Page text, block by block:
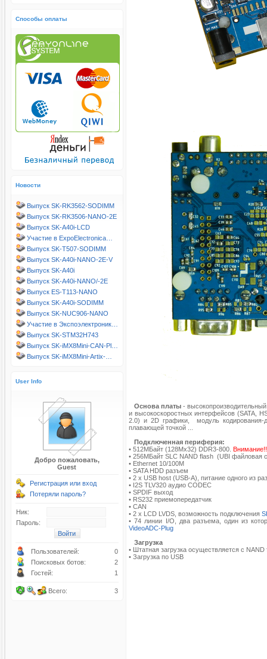
Способы оплаты
Новости
Выпуск SK-RK3562-SODIMM
Выпуск SK-RK3506-NANO-2E
Выпуск SK-A40i-LCD
Участие в ExpoElectronica…
Выпуск SK-T507-SODIMM
Выпуск SK-A40i-NANO-2E-V
Выпуск SK-A40i
Выпуск SK-A40i-NANO/-2E
Выпуск ES-T113-NANO
Выпуск SK-A40i-SODIMM
Выпуск SK-NUC906-NANO
Участие в Экспоэлектроник…
Выпуск SK-STM32H743
Выпуск SK-iMX8Mini-CAN-Pl…
Выпуск SK-iMX8Mini-Artix-…
User Info
Добро пожаловать,
Guest
Регистрация или вход
Потеряли пароль?
Ник:
Пароль:
Пользователей:
0
Поисковых ботов:
2
Гостей:
1
Всего: 3
Основа платы -
и высокоскоростных интерфейсов (SATA,
2.0) и 2D графики, модуль кодирования-
плавающей точкой ...
Подключенная периферия:
• 512MБайт (128Mx32) DDR3-800.
• 256МБайт SLC NAND flash (UBI файловая
• Ethernet 10/100M
• SATA HDD разъем
• 2 x USB host (USB-A), питание одного из
• I2S TLV320 аудио CODEC
• SPDIF выход
• RS232 приемопередатчик
• CAN
• 2 x LCD LVDS, возможность подключения
• 74 линии I/O, два разъема, один из
VideoADC-Plug
Загрузка
• Штатная загрузка осуществляется с NAND
• Загрузка по USB